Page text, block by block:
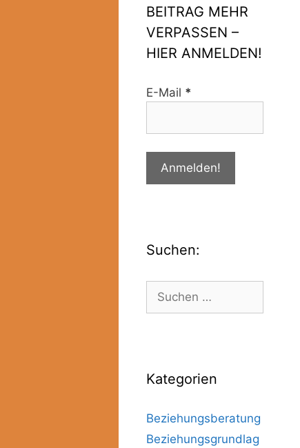
BEITRAG MEHR
VERPASSEN –
HIER ANMELDEN!
E-Mail *
Suchen:
Kategorien
Beziehungsberatung
Beziehungsgrundlag